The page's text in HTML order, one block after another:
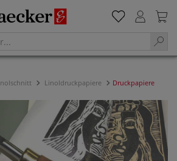
Linoldruckpapiere Druckpapiere